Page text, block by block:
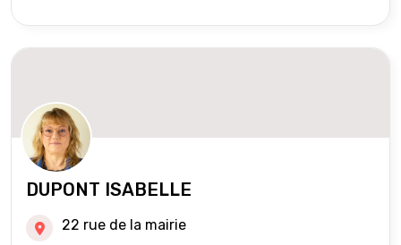
DUPONT ISABELLE
22 rue de la mairie